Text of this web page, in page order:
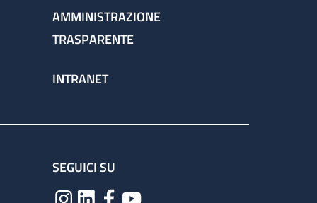
AMMINISTRAZIONE
TRASPARENTE
INTRANET
SEGUICI SU